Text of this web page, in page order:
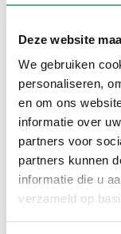
Deze website
We gebruiken
personaliseren,
en om ons
informatie over
partners voor
partners kunnen
informatie die u
verzameld op